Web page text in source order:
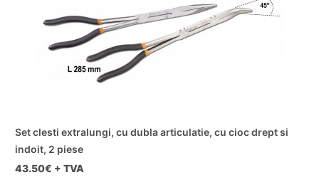
Set clesti extralungi, cu dubla articulatie, cu cioc drept si
indoit, 2 piese
43.50€ + TVA